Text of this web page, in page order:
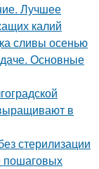
Лучшее
калий
сливы осенью
Основные
в
стерилизации
пошаговых